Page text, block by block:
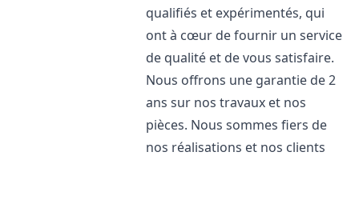
qualifiés et expérimentés, qui
ont à cœur de fournir un service
de qualité et de vous satisfaire.
Nous offrons une garantie de 2
ans sur nos travaux et nos
pièces. Nous sommes fiers de
nos réalisations et nos clients